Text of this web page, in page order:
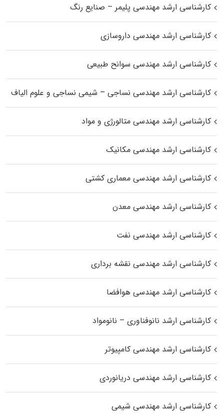
کارشناسی ارشد مهندسی پلیمر – صنایع رنگ
کارشناسی ارشد مهندسی داروسازی
کارشناسی ارشد مهندسی سوانح طبیعی
کارشناسی ارشد مهندسی نساجی – شیمی نساجی و علوم الیاف
کارشناسی ارشد مهندسی متالورژی و مواد
کارشناسی ارشد مهندسی مکانیک
کارشناسی ارشد مهندسی معماری کشتی
کارشناسی ارشد مهندسی معدن
کارشناسی ارشد مهندسی نفت
کارشناسی ارشد مهندسی نقشه برداری
کارشناسی ارشد مهندسی هوافضا
کارشناسی ارشد نانوفناوری – نانومواد
کارشناسی ارشد مهندسی کامپیوتر
کارشناسی ارشد مهندسی دریانوردی
کارشناسی ارشد مهندسی شیمی